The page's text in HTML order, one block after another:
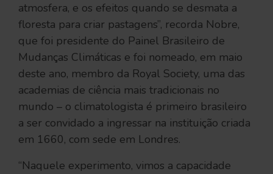
atmosfera, e os efeitos quando se desmata a
floresta para criar pastagens”, recorda Nobre,
que foi presidente do Painel Brasileiro de
Mudanças Climáticas e foi nomeado, em maio
deste ano, membro da Royal Society, uma das
academias de ciência mais tradicionais no
mundo – o climatologista é primeiro brasileiro
a ser convidado a ingressar na instituição criada
em 1660, com sede em Londres.
“Naquele experimento, vimos a capacidade